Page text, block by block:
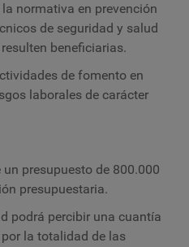
normativa en prevención
de seguridad y salud
beneficiarias.
de fomento en
laborales de carácter
un presupuesto de 800.000
presupuestaria.
podrá percibir una cuantía
la totalidad de las